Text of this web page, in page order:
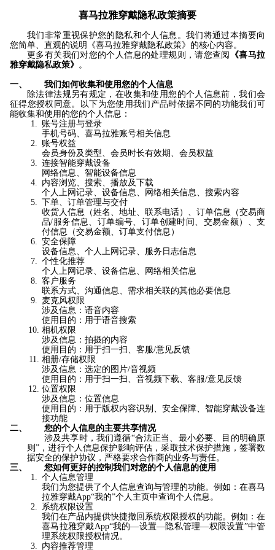
喜马拉雅穿戴隐私政策摘要
我们非常重视保护您的隐私和个人信息。我们将通过本摘要向
您简单、直观的说明《喜马拉雅穿戴隐私政策》的核心内容。
更多有关我们对您的个人信息的处理规则，请您查阅
《喜马拉
雅穿戴隐私政策》 。
一、
我们如何收集和使用您的个人信息
除法律法规另有规定，在收集和使用您的个人信息前，我们会
征得您授权同意。以下为您使用我们产品时依据不同的功能我们可
能收集和使用的您的个人信息：
账号注册与登录
手机号码、 喜马拉雅账号相关信息
账号权益
会员身份及类型、会员时长有效期、会员权益
连接智能穿戴设备
网络信息、智能设备信息
内容浏览、搜索、播放及下载
个人上网记录、设备信息、网络相关信息、搜索内容
下单、订单管理与交付
收货人信息 （姓名、地址、联系电话）、订单信息（交易商
品/服务信息、订单编号、订单创建时间、交易金额）、支
付信息（交易金额、订单支付信息）
安全保障
设备信息、个人上网记录、服务日志信息
个性化推荐
个人上网记录、 设备信息、网络相关信息
客户服务
联系方式、沟通信息、需求相关联的其他必要信息
麦克风权限
涉及信息：语音内容
使用 目的 ： 用于语音搜索
相机权限
涉及信息：拍摄的内容
使用 目的 ： 用于扫一扫、客服/意见反馈
相册/存储权限
涉及信息：选定的图片/音视频
使用 目的 ： 用于扫一扫、 音视频下载、 客服/意见反馈
位置权限
涉及信息：位置信息
使用 目的 ： 用于版权内容识别、 安全保障、智能穿戴设备连
接功能
二、
您的个人信息的主要共享情况
涉及共享时，我们遵循“合法正当、最小必要、目的明确原
则”，进行个人信息保护影响评估，采取技术保护措施，签署数
据安全的保护协议，严格要求合作商的业务与责任。
三、
您如何更好的控制我们对您的个人信息的使用
个人信息管理
我们为您提供了个人信息查询与管理的功能。例如：在喜马
拉雅穿戴App“我的”个人主页中查询个人信息。
系统权限设置
我们在产品内提供快捷撤回系统权限授权的功能。例如：在
喜马拉雅穿戴App“我的—设置—隐私管理—权限设置”中管
理系统权限授权情况。
内容推荐管理